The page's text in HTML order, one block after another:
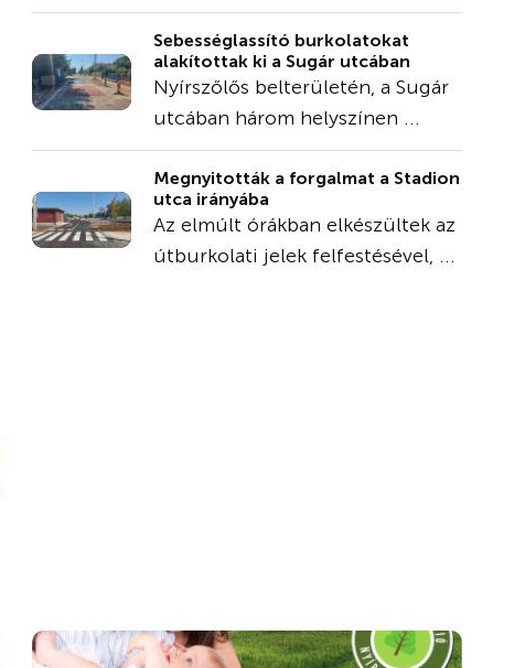
Sebességlassító burkolatokat
alakítottak ki a Sugár utcában
Nyírszőlős belterületén, a Sugár
utcában három helyszínen ...
Megnyitották a forgalmat a Stadion
utca irányába
Az elmúlt órákban elkészültek az
útburkolati jelek felfestésével, ...